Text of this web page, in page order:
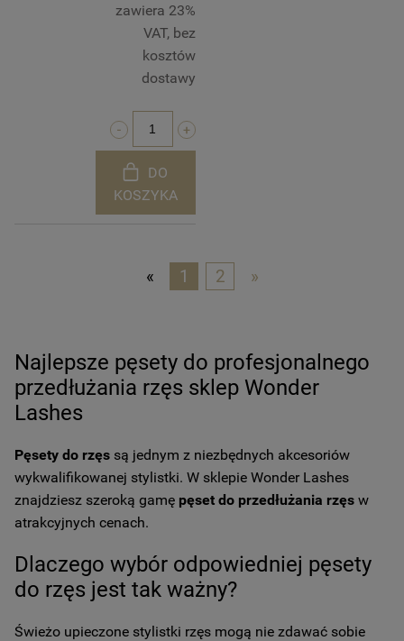
zawiera 23%
VAT, bez
kosztów
dostawy
DO
KOSZYKA
« 1 2 »
Najlepsze pęsety do profesjonalnego
przedłużania rzęs sklep Wonder
Lashes
Pęsety do rzęs są jednym z niezbędnych akcesoriów
wykwalifikowanej stylistki. W sklepie Wonder Lashes
znajdziesz szeroką gamę pęset do przedłużania rzęs w
atrakcyjnych cenach.
Dlaczego wybór odpowiedniej pęsety
do rzęs jest tak ważny?
Świeżo upieczone stylistki rzęs mogą nie zdawać sobie